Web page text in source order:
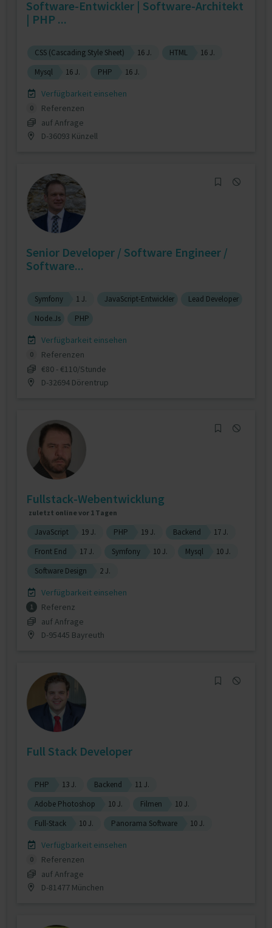
Software-Entwickler | Software-Architekt
| PHP ...
CSS (Cascading Style Sheet) 16 J. HTML
16 J.
Mysql
16 J. PHP 16 J.
Verfügbarkeit einsehen
0
Referenzen
auf Anfrage
D-36093 Künzell
Senior Developer / Software Engineer /
Software...
Symfony 1 J. JavaScript-Entwickler
Lead Developer
Node.Js
PHP
Verfügbarkeit einsehen
0
Referenzen
€80 - €110/Stunde
D-32694 Dörentrup
Fullstack-Webentwicklung
zuletzt online vor 1 Tagen
JavaScript 19 J. PHP 19 J. Backend
17 J.
Front End
17 J. Symfony 10 J. Mysql
10 J.
Software Design
2 J.
Verfügbarkeit einsehen
1
Referenz
auf Anfrage
D-95445 Bayreuth
Full Stack Developer
PHP 13 J. Backend
11 J.
Adobe Photoshop
10 J. Filmen
10 J.
Full-Stack
10 J. Panorama Software 10 J.
Verfügbarkeit einsehen
0
Referenzen
auf Anfrage
D-81477 München